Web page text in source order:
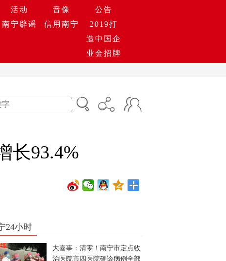
活动 音像
公告
南宁辟谣 信用南宁
2019打
造中国企
业金招牌
长93.4%
24小时
大喜事：清零！南宁市定点收
治医院市四医院确诊病例全部